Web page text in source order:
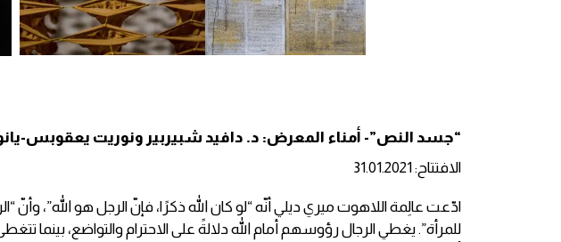
حنان أبو حسين، "جسدي ملكي وليس
ملك أحد"
شولا كيشيت، حواء-ليليث/هاجر-
كيتورا
“جسد النص”- أمناء المعرض: د. دافيد شبيربير ونوريت يعقوبس-
الافتتاح: 31.01.2021
ادّعت عالِمة اللاهوت ميري ديلي أنّه “لو كان الله ذكرًا، فإنّ الرجل هو الله”، وأنّ
للمرأة”. يغطي الرجال رؤوسهم أمام الله دلالةً على الاحترام والتواضع، بينما